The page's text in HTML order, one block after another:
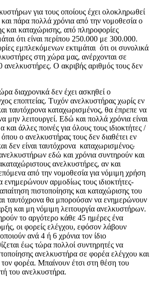
για τους οποίους έχει ολοκληρωθεί
και πάρα πολλά χρόνια από την νομοθεσία ο
και καταχώρισης, από πληροφορίες
ότι είναι περίπου 250.000 με 300.000.
εμπλεκόμενων εκτιμάται ότι οι συνολικά
στη χώρα μας, ανέρχονται σε
Ο ακριβής αριθμός τους δεν
διαχρονικά δεν έχει ασκηθεί ο
εποπτείας. Τυχόν ανελκυστήρας χωρίς εν
ταυτόχρονα καταχωρισμένος, θα έπρεπε να
μην λειτουργεί. Εδώ και πολλά χρόνια είναι
άλλες ποινές για όλους τους ιδιοκτήτες /
όπου ο ανελκυστήρας τους δεν διαθέτει εν
δεν είναι ταυτόχρονα καταχωρισμένος.
εδώ και χρόνια συντηρούν και
ανελκυστήρες, αν και
από την νομοθεσία για νόμιμη χρήση
αρμοδίως τους ιδιοκτήτες-
απαίτηση πιστοποίησης και καταχώρισης του
ταυτόχρονα θα μπορούσαν να ενημερώνουν
και μη νόμιμη λειτουργία ανελκυστήρων.
το αργότερο κάθε 45 ημέρες ένα
οι φορείς ελέγχου, εφόσον λάβουν
ανά 4 ή 6 χρόνια τον ίδιο
έως τώρα πολλοί συντηρητές να
ανελκυστήρα σε φορέα ελέγχου και
φορέα. Μπαίνουν έτσι στη θέση του
του ανελκυστήρα.